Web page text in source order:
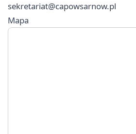
sekretariat@capowsarnow.pl
Mapa